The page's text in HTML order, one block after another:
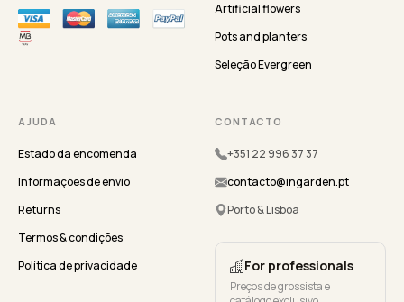
Artificial flowers
Pots and planters
Seleção Evergreen
AJUDA
Estado da encomenda
Informações de envio
Returns
Termos & condições
Política de privacidade
CONTACTO
+351 22 996 37 37
contacto@ingarden.pt
Porto & Lisboa
For professionals
Preços de grossista e